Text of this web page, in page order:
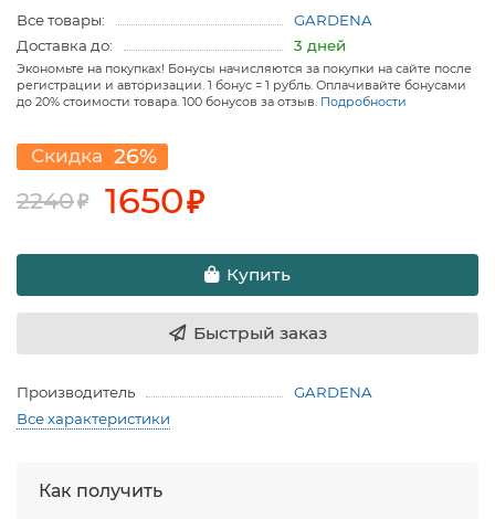
Все товары:
GARDENA
Доставка до:
3 дней
Экономьте на покупках! Бонусы начисляются за покупки на сайте после
регистрации и авторизации. 1 бонус = 1 рубль. Оплачивайте бонусами
до 20% стоимости товара. 100 бонусов за отзыв. Подробности
Скидка 26%
2240₽ 1650₽
Купить
Быстрый заказ
Производитель
GARDENA
Все характеристики
Как получить